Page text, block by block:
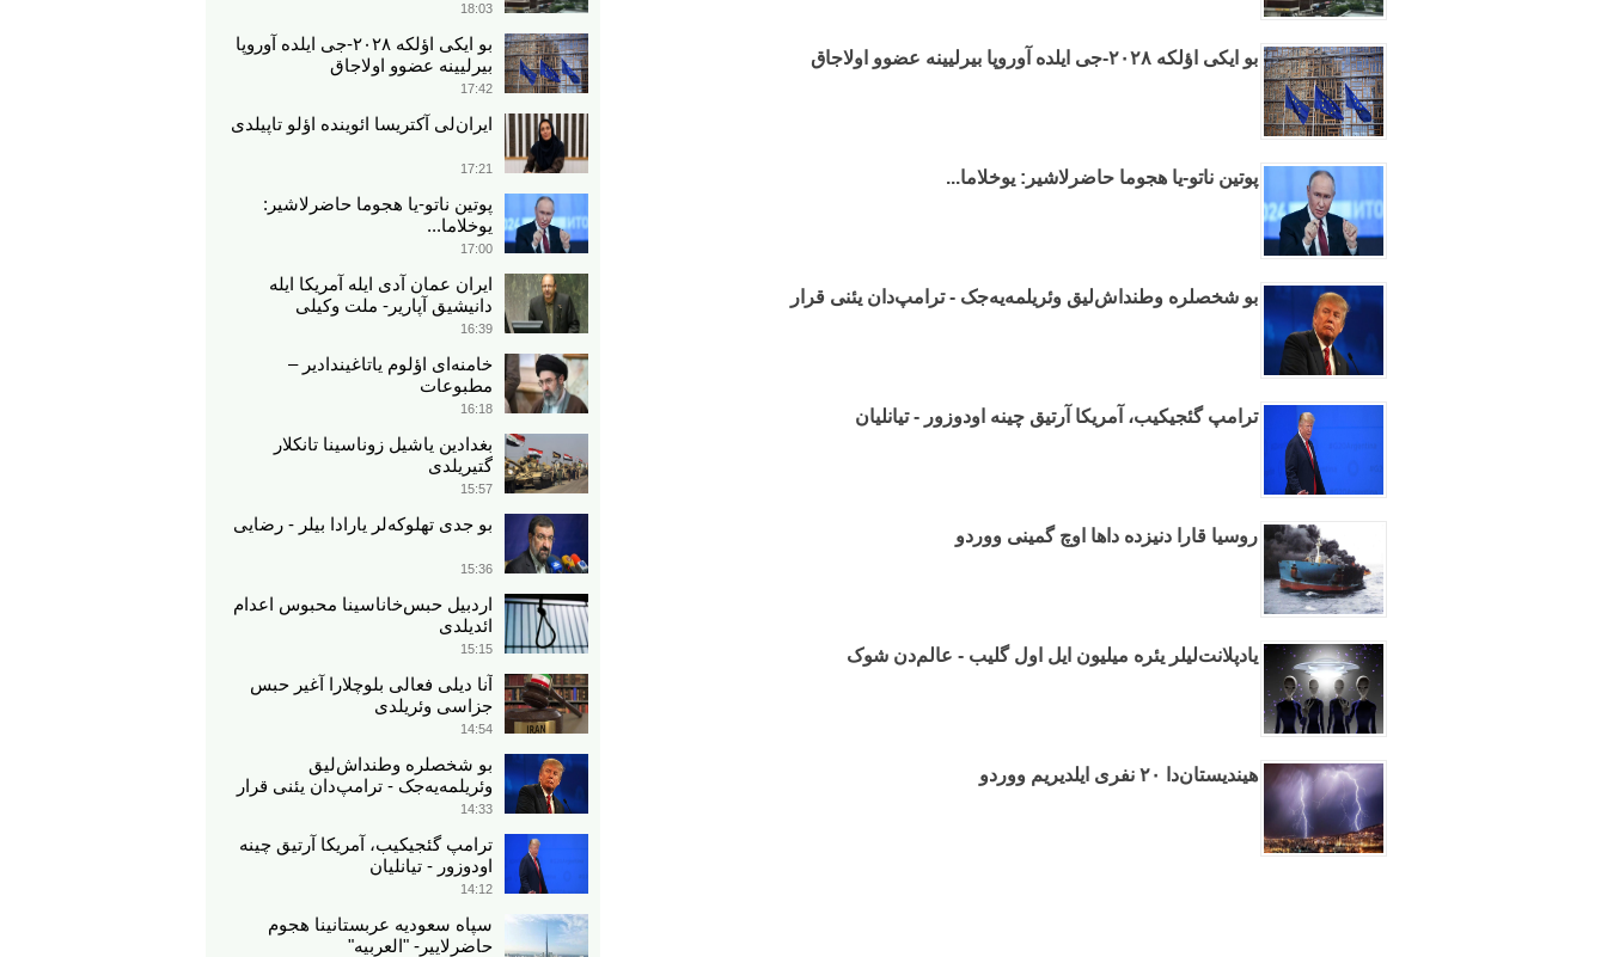
بو ایکی اؤلکه ۲۰۲۸-جی ایلده آوروپا بیرلیینه عضوو اولاجاق
پوتین ناتو-یا هجوما حاضرلاشیر: یوخلاما...
بو شخصلره وطنداش‌لیق وئریلمه‌یه‌جک - ترامپ‌دان یئنی قرار
ترامپ گئجیکیب، آمریکا آرتیق چینه اودوزور - تیانلیان
روسیا قارا دنیزده داها اوچ گمینی ووردو
یادپلانت‌لیلر یئره میلیون ایل اول گلیب - عالم‌دن شوک
هیندیستان‌دا ۲۰ نفری ایلدیریم ووردو
18:03
بو ایکی اؤلکه ۲۰۲۸-جی ایلده آوروپا
بیرلیینه عضوو اولاجاق
17:42
ایران‌لی آکتریسا ائوینده اؤلو تاپیلدی
17:21
پوتین ناتو-یا هجوما حاضرلاشیر:
یوخلاما...
17:00
ایران عمان آدی ایله آمریکا ایله
دانیشیق آپاریر- ملت وکیلی
16:39
خامنه‌ای اؤلوم یاتاغیندادیر –
مطبوعات
16:18
بغدادین یاشیل زوناسینا تانکلار
گتیریلدی
15:57
بو جدی تهلوکه‌لر یارادا بیلر - رضایی
15:36
اردبیل حبس‌خاناسینا محبوس اعدام
ائدیلدی
15:15
آنا دیلی فعالی بلوچلارا آغیر حبس
جزاسی وئریلدی
14:54
بو شخصلره وطنداش‌لیق
وئریلمه‌یه‌جک - ترامپ‌دان یئنی قرار
14:33
ترامپ گئجیکیب، آمریکا آرتیق چینه
اودوزور - تیانلیان
14:12
سپاه سعودیه عربستانینا هجوم
حاضرلاییر- "العربیه"